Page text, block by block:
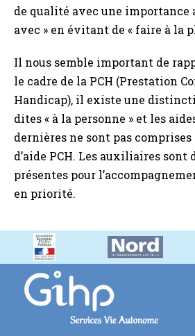
de qualité avec une importance
avec » en évitant de « faire à la
Il nous semble important de
le cadre de la PCH (Prestation
Handicap), il existe une
dites « à la personne » et les
dernières ne sont pas
d’aide PCH. Les auxiliaires sont
présentes pour
en priorité.